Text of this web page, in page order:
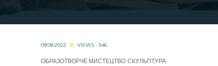
09.08.2022 VIEWS - 546
ОБРАЗОТВОРЧЕ МИСТЕЦТВО. СКУЛЬПТУРА.